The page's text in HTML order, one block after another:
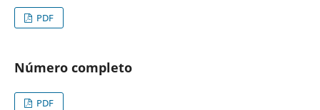
PDF
Número completo
PDF